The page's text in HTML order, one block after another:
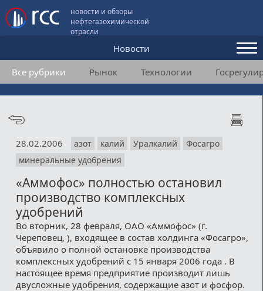
новости и обзоры
нефтегазохимической
отрасли
Новости
Аналитика и мнения
Конференции
Подписка
Пользовательское соглашение
Контакты
Все рубрики Рынок Технологии
28.02.2006 азот калий Уралкалий
Фосагро
минеральные удобрения
«Аммофос» полностью остановил
производство комплексных
удобрений
Во вторник, 28 февраля, ОАО «Аммофос» (г.
Череповец, ), входящее в состав холдинга «Фосагро»,
объявило о полной остановке производства
комплексных удобрений с 15 января 2006 года . В
настоящее время предприятие производит лишь
двусложные удобрения, содержащие азот и фосфор.